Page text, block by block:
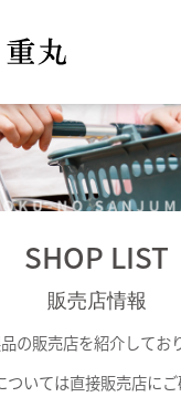
SHOP LIST
販売店情報
の販売店を紹介してお
いては直接販売店にご